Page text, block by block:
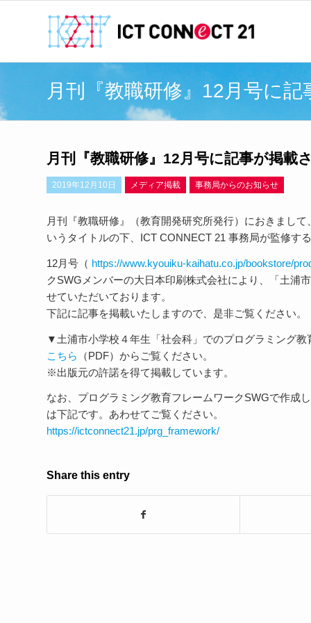
月刊『教職研修』12月号に記
月刊『教職研修』12月号に記事が掲載
2019年12月10日 メディア掲載 事務局からのお知らせ
月刊『教職研修』（教育開発研究所発行）におきまし
いうタイトルの下、ICT CONNECT 21 事務局が監修す
12月号（ https://www.kyouiku-kaihatu.co.jp/bookstore/
クSWGメンバーの大日本印刷株式会社により、「土浦
せていただいております。
下記に記事を掲載いたしますので、是非ご覧ください。
▼土浦市小学校４年生「社会科」でのプログラミング教
こちら
（PDF）からご覧ください。
※出版元の許諾を得て掲載しています。
なお、プログラミング教育フレームワークSWGで作成
は下記です。あわせてご覧ください。
https://ictconnect21.jp/prg_framework/
Share this entry